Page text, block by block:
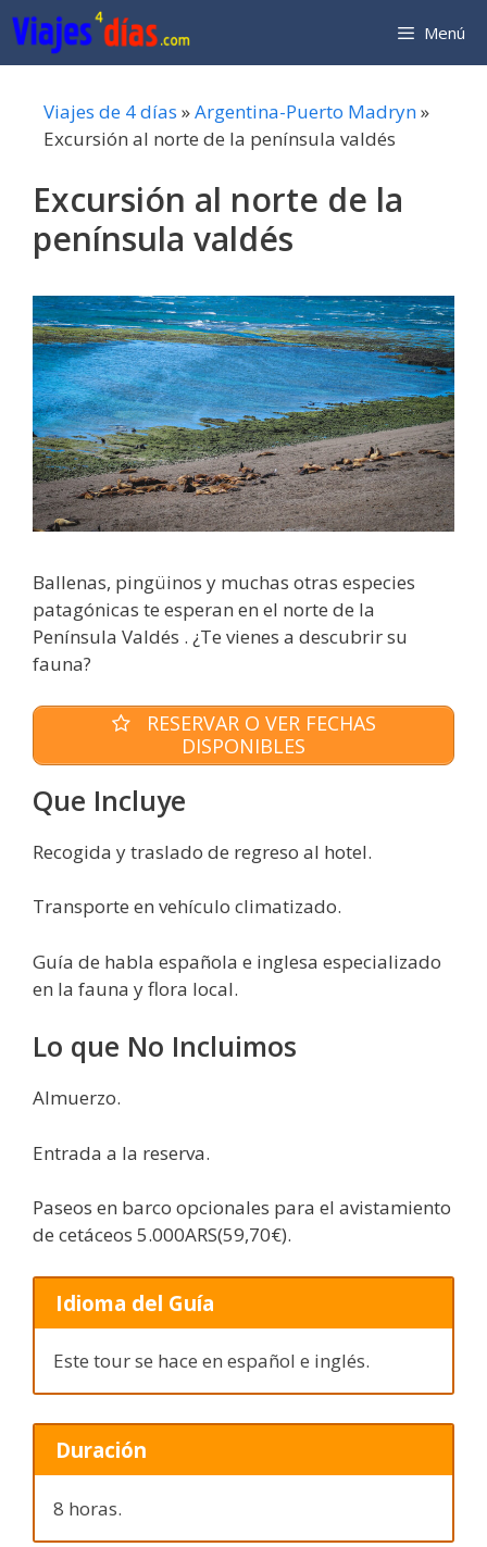
Saltar
al
contenido
Menú
Viajes de 4 días »Argentina-Puerto Madryn»
Excursión al norte de la península valdés
Excursión al norte de la
península valdés
Ballenas, pingüinos y muchas otras especies
patagónicas te esperan en el norte de la
Península Valdés . ¿Te vienes a descubrir su
fauna?
RESERVAR O VER FECHAS
DISPONIBLES
Que Incluye
Recogida y traslado de regreso al hotel.
Transporte en vehículo climatizado.
Guía de habla española e inglesa especializado
en la fauna y flora local.
Lo que No Incluimos
Almuerzo.
Entrada a la reserva.
Paseos en barco opcionales para el avistamiento
de cetáceos 5.000ARS(59,70€).
Idioma del Guía
Este tour se hace en español e inglés.
Duración
8 horas.